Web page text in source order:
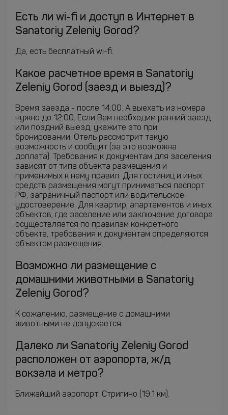
Есть ли wi-fi и доступ в Интернет в
Sanatoriy Zeleniy Gorod?
Да, есть бесплатный wi-fi.
Какое расчетное время в Sanatoriy
Zeleniy Gorod (заезд и выезд)?
Время заезда - после 14:00. А выехать из номера
нужно до 12:00. Если Вам необходим ранний заезд
или поздний выезд, укажите это при
бронировании. Отель рассмотрит такую
возможность и сообщит (за это возможна
доплата). Требования к документам для заселения
зависят от типа объекта размещения и
применимых к нему правил. Для гостиниц и иных
средств размещения могут приниматься паспорт
РФ, заграничный паспорт или водительское
удостоверение. Для квартир, апартаментов и иных
объектов, где заселение или заключение договора
осуществляется по правилам конкретного
объекта, требования к документам определяются
объектом размещения.
Возможно ли размещение с
домашними животными в Sanatoriy
Zeleniy Gorod?
К сожалению, размещение с домашними
животными не допускается.
Далеко ли Sanatoriy Zeleniy Gorod
расположен от аэропорта, ж/д
вокзала и метро?
Ближайший аэропорт: Стригино (19.1 км).